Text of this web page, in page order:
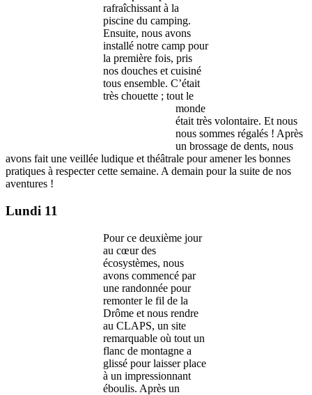
rafraîchissant à la
piscine du camping.
Ensuite, nous avons
installé notre camp pour
la première fois, pris
nos douches et cuisiné
tous ensemble. C’était
très chouette ; tout le
monde
était très volontaire. Et nous
nous sommes régalés ! Après
un brossage de dents, nous
avons fait une veillée ludique et théâtrale pour amener les bonnes
pratiques à respecter cette semaine. A demain pour la suite de nos
aventures !
Lundi 11
Pour ce deuxième jour
au cœur des
écosystèmes, nous
avons commencé par
une randonnée pour
remonter le fil de la
Drôme et nous rendre
au CLAPS, un site
remarquable où tout un
flanc de montagne a
glissé pour laisser place
à un impressionnant
éboulis. Après un